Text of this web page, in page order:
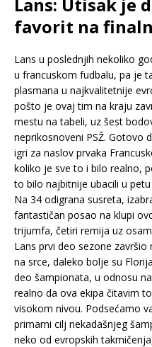
favorit na
Lans u poslednjih nekoliko
u francuskom fudbalu, pa je
plasmana u najkvalitetnije
pošto je ovaj tim na kraju
mestu na tabeli, uz šest
neprikosnoveni PSŽ. Gotovo
igri za naslov prvaka
koliko je sve to i bilo realno,
to bilo najbitnije ubacili u
Na 34 odigrana susreta,
fantastičan posao na klupi
trijumfa, četiri remija uz
Lans prvi deo sezone
na srce, daleko bolje su
deo šampionata, u odnosu
realno da ova ekipa čitavim
visokom nivou. Podsećamo
primarni cilj nekadašnjeg
neko od evropskih